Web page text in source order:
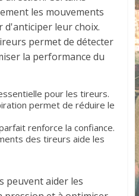
les mouvements
d'anticiper leur choix.
permet de détecter
la performance du
pour les tireurs.
permet de réduire le
renforce la confiance.
des tireurs aide les
peuvent aider les